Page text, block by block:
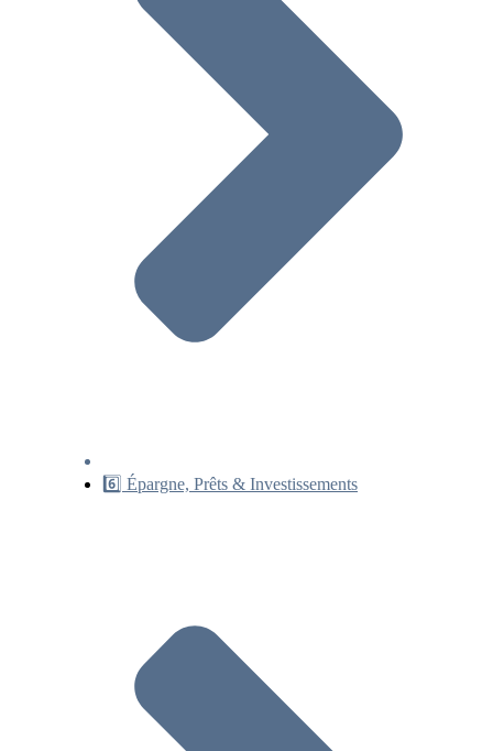
6️⃣ Épargne, Prêts & Investissements